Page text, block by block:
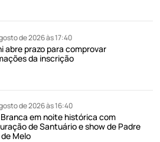
de 2026 às 17:40
abre prazo para comprovar
da inscrição
de 2026 às 16:40
em noite histórica com
de Santuário e show de Padre
Melo